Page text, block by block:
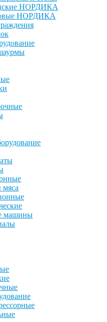
НОРДИКА
НОРДИКА
мяса
машины